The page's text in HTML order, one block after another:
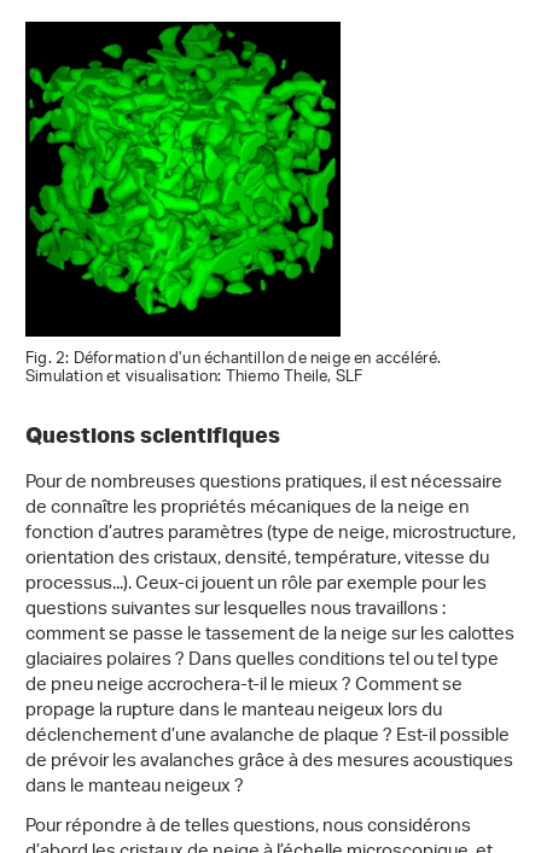
Fig. 2: Déformation d’un échantillon de neige en accéléré.
Simulation et visualisation: Thiemo Theile, SLF
Questions scientifiques
Pour de nombreuses questions pratiques, il est nécessaire
de connaître les propriétés mécaniques de la neige en
fonction d’autres paramètres (type de neige, microstructure,
orientation des cristaux, densité, température, vitesse du
processus...). Ceux-ci jouent un rôle par exemple pour les
questions suivantes sur lesquelles nous travaillons :
comment se passe le tassement de la neige sur les calottes
glaciaires polaires ? Dans quelles conditions tel ou tel type
de pneu neige accrochera-t-il le mieux ? Comment se
propage la rupture dans le manteau neigeux lors du
déclenchement d’une avalanche de plaque ? Est-il possible
de prévoir les avalanches grâce à des mesures acoustiques
dans le manteau neigeux ?
Pour répondre à de telles questions, nous considérons